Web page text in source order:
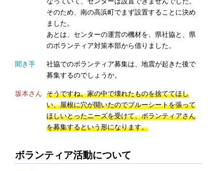
そのため、南の高浜町でまず設置することに決め
ました。
あとは、センターの運営の機材を、県社協と、県
のボランティア対策本部から借りました。
聞き手
社協でのボランティア募集は、地震が起きた後で
募集するのでしょうか。
坂本さん そうですね。家の中で壊れたものを捨ててほし
い、屋根に穴が開いたのでブルーシートを張って
ほしいとったニーズを受けて、ボランティアさん
を募集するという形になります。
ボランティア活動について